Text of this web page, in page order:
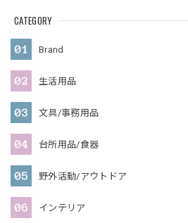
CATEGORY
Brand
生活用品
文具/事務用品
台所用品/食器
野外活動/アウトドア
インテリア